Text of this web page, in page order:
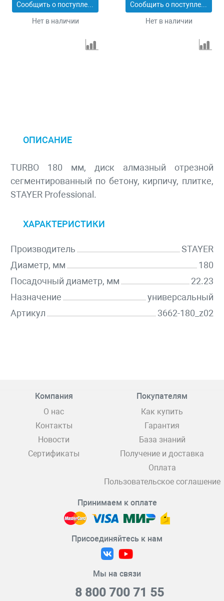
Сообщить о поступлении
Нет в наличии
Сообщить о поступлении
Нет в наличии
ОПИСАНИЕ
TURBO 180 мм, диск алмазный отрезной
сегментированный по бетону, кирпичу, плитке,
STAYER Professional.
ХАРАКТЕРИСТИКИ
Производитель
STAYER
Диаметр, мм
180
Посадочный диаметр, мм
22.23
Назначение
универсальный
Артикул
3662-180_z02
Компания
О нас
Контакты
Новости
Сертификаты
Покупателям
Как купить
Гарантия
База знаний
Получение и доставка
Оплата
Пользовательское соглашение
Принимаем к оплате
Присоединяйтесь к нам
Мы на связи
8 800 700 71 55